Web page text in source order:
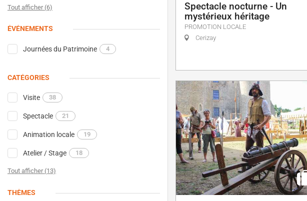
Tout afficher (6)
ÉVÉNEMENTS
Journées du Patrimoine 4
CATÉGORIES
Visite 38
Spectacle 21
Animation locale 19
Atelier / Stage 18
Tout afficher (13)
THÈMES
Spectacle nocturne - Un
mystérieux héritage
PROMOTION LOCALE
Cerizay